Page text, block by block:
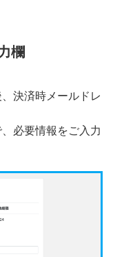
欄
決済時メールドレ
必要情報をご入力